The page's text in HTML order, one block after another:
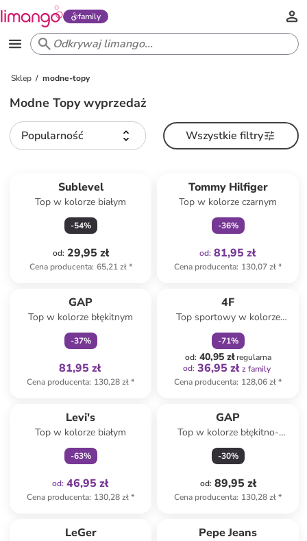
family
Sklep modne-topy
Modne Topy wyprzedaż
Popularność Wszystkie filtry
Sublevel
Top w kolorze białym
-54%
od: 29,95 zł
Cena producenta: 65,21 zł*
Tommy Hilfiger
Top w kolorze czarnym
-36%
od: 81,95 zł
Cena producenta: 130,07 zł*
GAP
Top w kolorze błękitnym
-37%
81,95 zł
Cena producenta: 130,28 zł*
4F
Top sportowy w kolorze
niebieskoszarym
-71%
od: 40,95 złregularna
od: 36,95 zł z family
Cena producenta: 128,06 zł*
Levi's
Top w kolorze białym
-63%
od: 46,95 zł
Cena producenta: 130,28 zł*
GAP
Top w kolorze błękitno-
brązowym
-30%
od: 89,95 zł
Cena producenta: 130,28 zł*
LeGer Pepe Jeans